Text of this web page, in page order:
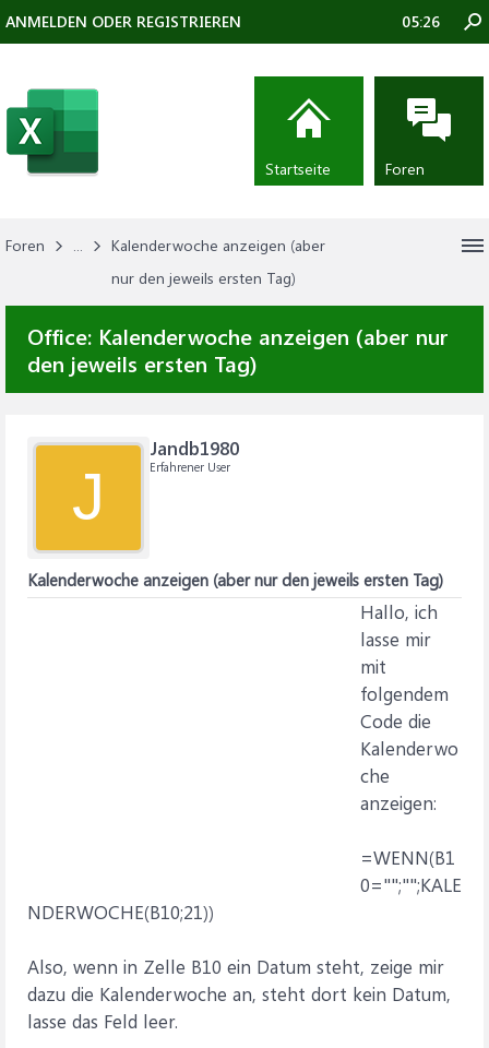
Foren ...
Kalenderwoche anzeigen (aber
nur den jeweils ersten Tag)
Office: Kalenderwoche anzeigen (aber nur
den jeweils ersten Tag)
J
Jandb1980
Erfahrener User
Kalenderwoche anzeigen (aber nur den jeweils ersten Tag)
Hallo, ich
lasse mir
mit
folgendem
Code die
Kalenderwo
che
anzeigen:
=WENN(B1
0="";"";KALE
NDERWOCHE(B10;21))
Also, wenn in Zelle B10 ein Datum steht, zeige mir
dazu die Kalenderwoche an, steht dort kein Datum,
lasse das Feld leer.
ANMELDEN ODER REGISTRIEREN 05:26
Startseite Foren